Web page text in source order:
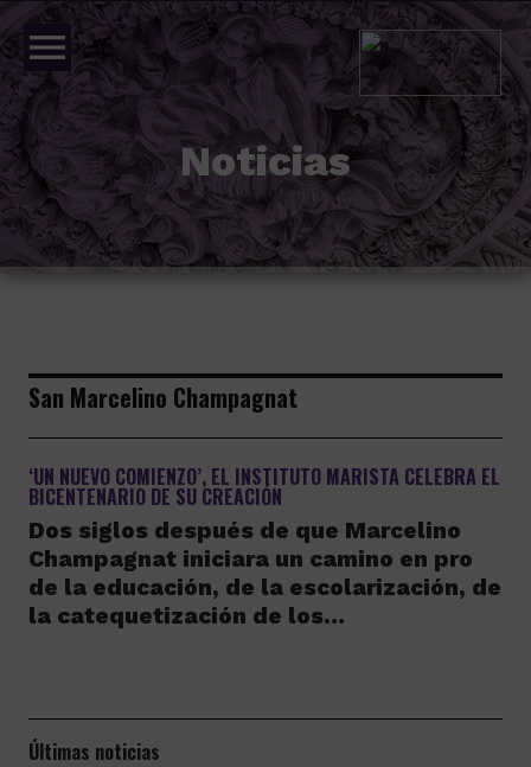
menu
Noticias
San Marcelino Champagnat
‘UN NUEVO COMIENZO’, EL INSTITUTO MARISTA CELEBRA EL
BICENTENARIO DE SU CREACIÓN
Dos siglos después de que Marcelino
Champagnat iniciara un camino en pro
de la educación, de la escolarización, de
la catequetización de los…
Últimas noticias